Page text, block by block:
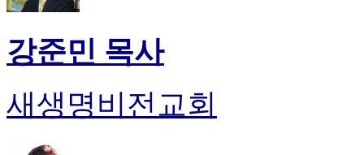
발
부
진
비
아
강준민 목사
새생명비전교회